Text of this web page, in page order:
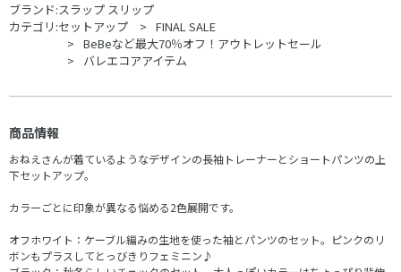
ブランド:スラップ スリップ
カテゴリ:セットアップ
FINAL SALE
BeBeなど最大70％オフ！アウトレットセール
バレエコアアイテム
商品情報
おねえさんが着ているようなデザインの長袖トレーナーとショートパンツの上
下セットアップ。
カラーごとに印象が異なる悩める2色展開です。
オフホワイト：ケーブル編みの生地を使った袖とパンツのセット。ピンクのリ
ボンもプラスしてとっびきりフェミニン♪